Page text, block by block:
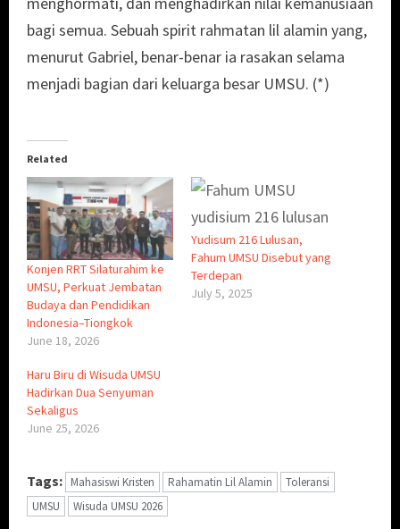
bagi semua. Sebuah spirit rahmatan lil alamin yang,
menurut Gabriel, benar-benar ia rasakan selama
menjadi bagian dari keluarga besar UMSU. (*)
Related
Konjen RRT Silaturahim ke
UMSU, Perkuat Jembatan
Budaya dan Pendidikan
Indonesia–Tiongkok
June 18, 2026
Yudisum 216 Lulusan,
Fahum UMSU Disebut yang
Terdepan
July 5, 2025
Haru Biru di Wisuda UMSU
Hadirkan Dua Senyuman
Sekaligus
June 25, 2026
Tags: Mahasiswi Kristen Rahamatin Lil Alamin
Toleransi
UMSU
Wisuda UMSU 2026